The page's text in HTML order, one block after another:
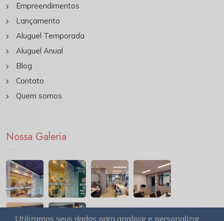
Utilizamos seus dados para analisar e personalizar
Empreendimentos
Lançamento
Aluguel Temporada
Aluguel Anual
Blog
Contato
Quem somos
Nossa Galeria